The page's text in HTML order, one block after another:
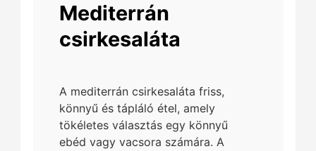
Mediterrán
csirkesaláta
A mediterrán csirkesaláta friss,
könnyű és tápláló étel, amely
tökéletes választás egy könnyű
ebéd vagy vacsora számára. A